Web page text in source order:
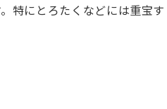
特にとろたくなどには重宝す